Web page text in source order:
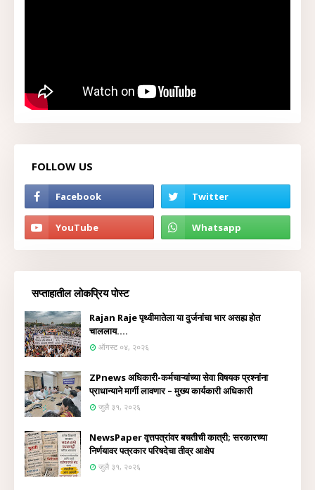
FOLLOW US
सप्ताहातील लोकप्रिय पोस्ट
Rajan Raje पृथ्वीमातेला या दुर्जनांचा भार असह्य होत
चाललाय....
ऑगस्ट ०४, २०२६
ZPnews अधिकारी-कर्मचाऱ्यांच्या सेवा विषयक प्रश्नांना
प्राधान्याने मार्गी लावणार – मुख्य कार्यकारी अधिकारी
जुलै ३१, २०२६
NewsPaper वृत्तपत्रांवर बचतीची कात्री; सरकारच्या
निर्णयावर पत्रकार परिषदेचा तीव्र आक्षेप
जुलै ३१, २०२६